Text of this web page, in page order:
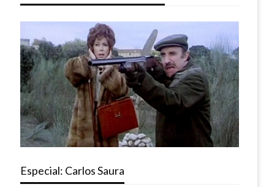
Especial: Carlos Saura